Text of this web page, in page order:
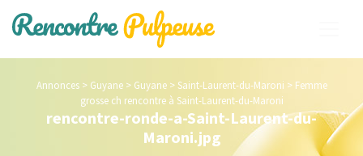
Annonces> Guyane> Guyane>Saint-Laurent-du-Maroni > Femme
grosse ch rencontre à Saint-Laurent-du-Maroni
rencontre-ronde-a-Saint-Laurent-du-
Maroni.jpg